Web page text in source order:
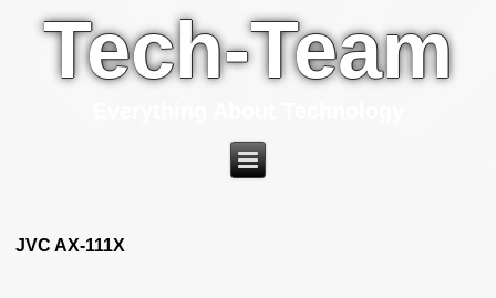
Tech-Team
JVC AX-111X